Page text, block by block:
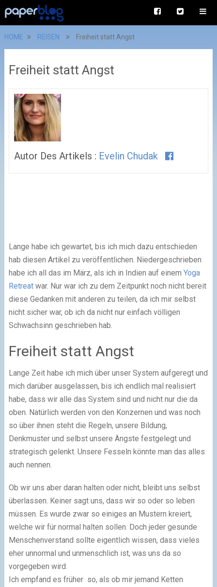
HOME REISEN Freiheit statt Angst
Freiheit statt Angst
Autor Des Artikels : Evelin Chudak
Lange habe ich gewartet, bis ich mich dazu entschieden
hab diesen Artikel zu veröffentlichen. Niedergeschrieben
habe ich all das im März, als ich in Indien auf einem Yoga
Retreat war. Nur war ich zu dem Zeitpunkt noch nicht bereit
diese Gedanken mit anderen zu teilen, da ich mir selbst
nicht sicher war, ob ich da nicht nur einfach völligen
Schwachsinn geschrieben hab.
Freiheit statt Angst
Lange Zeit habe ich mich über unser System aufgeregt und
mich darüber ausgelassen, bis ich endlich mal realisiert
habe, dass wir alle das System sind und nicht nur die da
oben. Natürlich werden von den Konzernen und was noch
so über ihnen steht die Regeln, unsere Bildung,
Denkmuster und selbst unsere Ängste festgelegt und
strategisch gelenkt. Unsere Fesseln könnte man das alles
auch nennen.
Ob wir uns aber daran halten oder nicht, bleibt uns selbst
überlassen. Keiner sagt uns, dass wir so oder so leben
müssen. Es wurde zwar so einiges an Mustern kreiert,
welche wir für normal halten sollen. Doch jeder gesunde
Menschenverstand sollte eigentlich wissen, dass vieles
eher unnormal und unmenschlich ist, was uns da so
vorgegeben wird.
Ich empfand es früher so, als ob mir jemand Ketten